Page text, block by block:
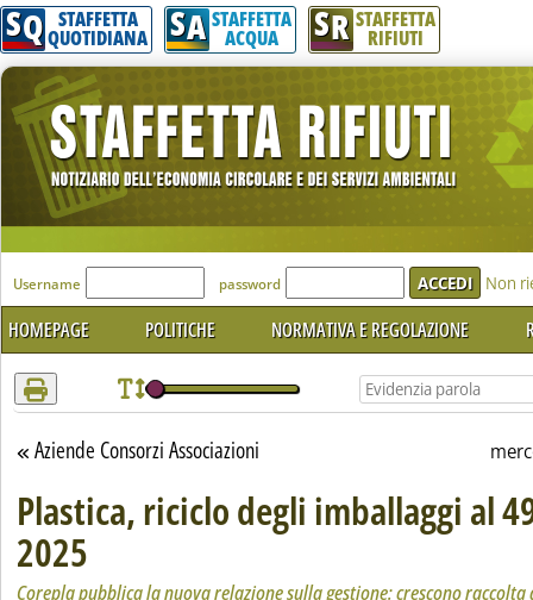
Attenzione! Esegui l'accesso per lèggere interamente la notizia.
SQ STAFFETTA
QUOTIDIANA SA STAFFETTA
ACQUA SR STAFFETTA
RIFIUTI
'Modulo Login per accedere'
Username password Non
HOMEPAGE POLITICHE NORMATIVA E REGOLAZIONE
Torna alla sezione
Aziende Consorzi Associazioni
Plastica, riciclo degli imballaggi al
2025
Corepla pubblica la nuova relazione sulla gestione: crescono